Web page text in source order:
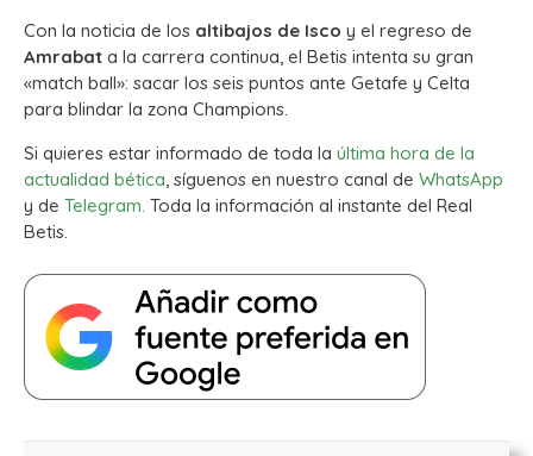
Con la noticia de los altibajos de Isco y el regreso de
Amrabat a la carrera continua, el Betis intenta su gran
«match ball»: sacar los seis puntos ante Getafe y Celta
para blindar la zona Champions.
Si quieres estar informado de toda la última hora de la
actualidad bética, síguenos en nuestro canal de WhatsApp
y de Telegram. Toda la información al instante del Real
Betis.